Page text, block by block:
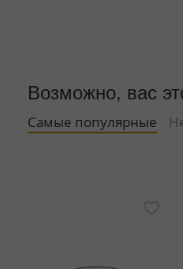
Возможно, вас
Самые популярные